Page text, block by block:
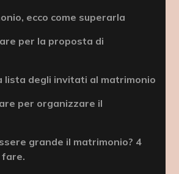
ecco come superarla
per la proposta di
lista degli invitati al matrimonio
per organizzare il
grande il matrimonio? 4
fare.